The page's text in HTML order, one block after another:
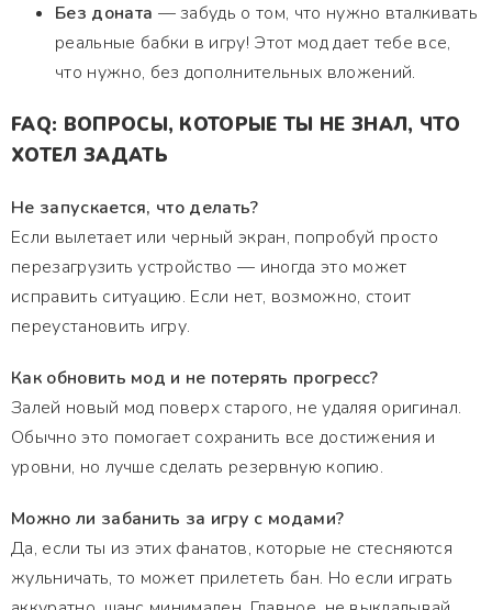
Без доната — забудь о том, что нужно вталкивать
реальные бабки в игру! Этот мод дает тебе все,
что нужно, без дополнительных вложений.
FAQ: ВОПРОСЫ, КОТОРЫЕ ТЫ НЕ ЗНАЛ, ЧТО
ХОТЕЛ ЗАДАТЬ
Не запускается, что делать?
Если вылетает или черный экран, попробуй просто
перезагрузить устройство — иногда это может
исправить ситуацию. Если нет, возможно, стоит
переустановить игру.
Как обновить мод и не потерять прогресс?
Залей новый мод поверх старого, не удаляя оригинал.
Обычно это помогает сохранить все достижения и
уровни, но лучше сделать резервную копию.
Можно ли забанить за игру с модами?
Да, если ты из этих фанатов, которые не стесняются
жульничать, то может прилететь бан. Но если играть